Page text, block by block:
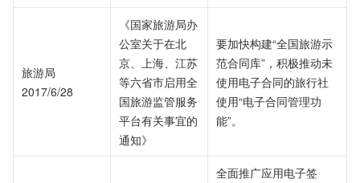
旅游局
2017/6/28
《国家旅游局办
公室关于在北
京、上海、江苏
等六省市启用全
国旅游监管服务
平台有关事宜的
通知》
要加快构建“全国旅游示
范合同库”，积极推动未
使用电子合同的旅行社
使用“电子合同管理功
能”。
全面推广应用电子签